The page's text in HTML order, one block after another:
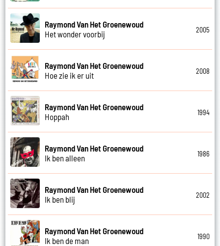
Raymond Van Het Groenewoud
Het wonder voorbij
2005
Raymond Van Het Groenewoud
Hoe zie ik er uit
2008
Raymond Van Het Groenewoud
Hoppah
1994
Raymond Van Het Groenewoud
Ik ben alleen
1986
Raymond Van Het Groenewoud
Ik ben blij
2002
Raymond Van Het Groenewoud
Ik ben de man
1990